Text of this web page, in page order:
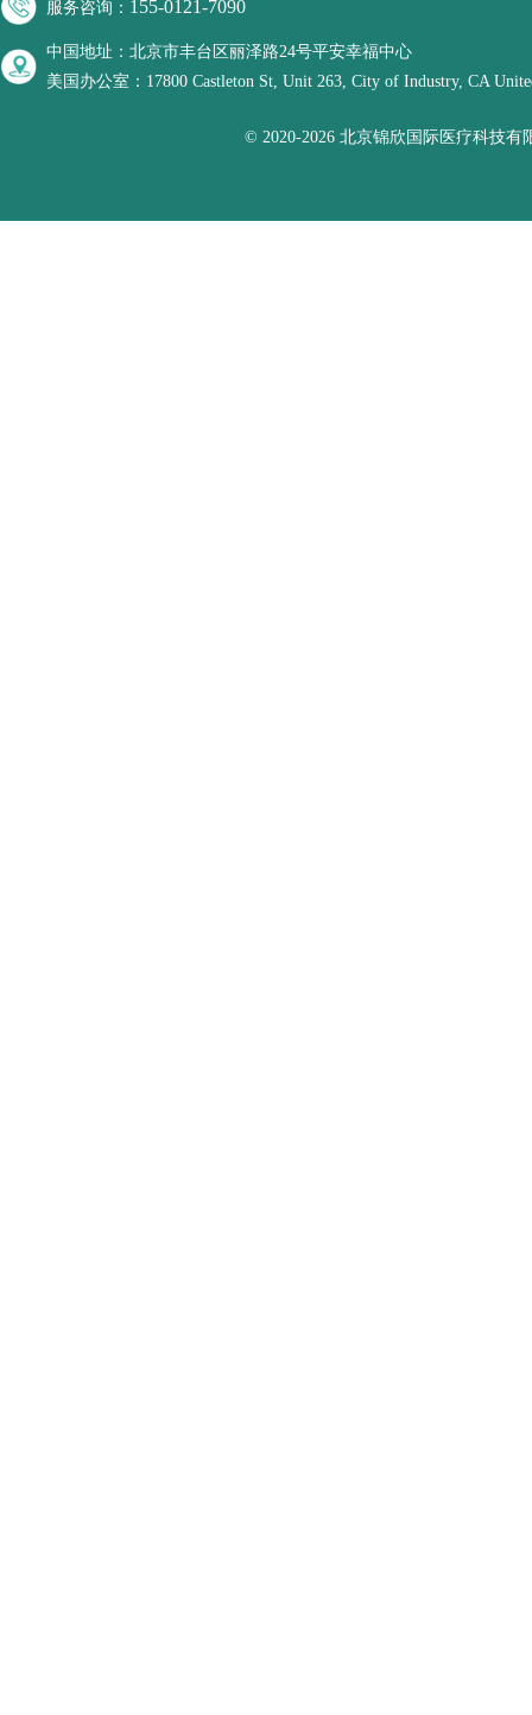
服务咨询： 155-0121-7090
中国地址：北京市丰台区丽泽路24号平安幸福中心
美国办公室：17800 Castleton St, Unit 263, City of Industry, CA
© 2020-2026 北京锦欣国际医疗科